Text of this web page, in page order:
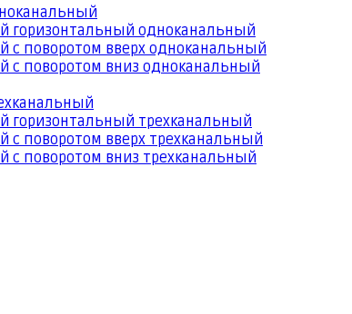
горизонтальный одноканальный
с поворотом вверх одноканальный
с поворотом вниз одноканальный
горизонтальный трехканальный
с поворотом вверх трехканальный
с поворотом вниз трехканальный